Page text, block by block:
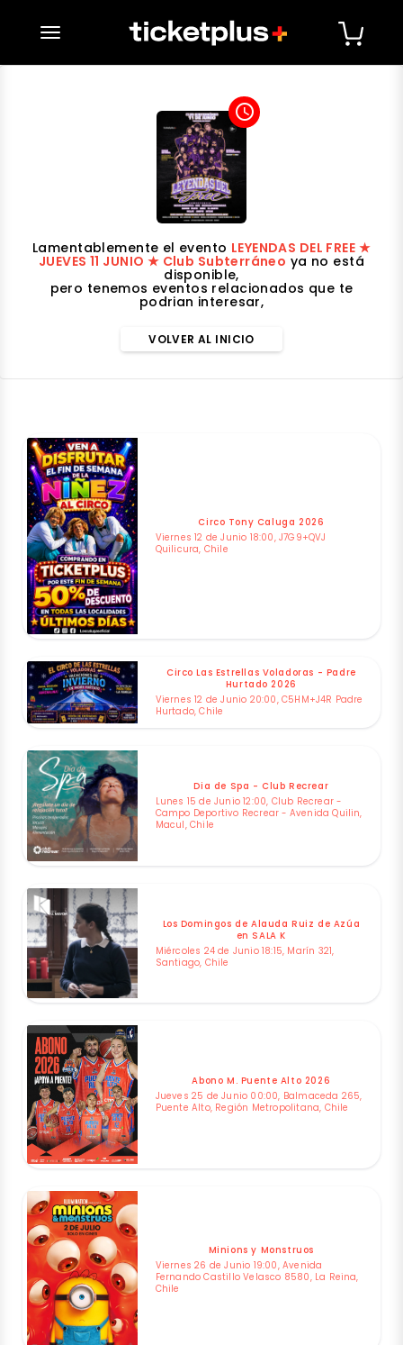
desplegar navegación
access_time
Lamentablemente el evento LEYENDAS DEL FREE ★
JUEVES 11 JUNIO ★ Club Subterráneo ya no está
disponible,
pero tenemos eventos relacionados que te
podrian interesar,
VOLVER AL INICIO
Circo Tony Caluga 2026
Viernes 12 de Junio 18:00, J7G9+QVJ
Quilicura, Chile
Circo Las Estrellas Voladoras - Padre
Hurtado 2026
Viernes 12 de Junio 20:00, C5HM+J4R Padre
Hurtado, Chile
Dia de Spa - Club Recrear
Lunes 15 de Junio 12:00, Club Recrear -
Campo Deportivo Recrear - Avenida Quilin,
Macul, Chile
Los Domingos de Alauda Ruiz de Azúa
en SALA K
Miércoles 24 de Junio 18:15, Marín 321,
Santiago, Chile
Abono M. Puente Alto 2026
Jueves 25 de Junio 00:00, Balmaceda 265,
Puente Alto, Región Metropolitana, Chile
Minions y Monstruos
Viernes 26 de Junio 19:00, Avenida
Fernando Castillo Velasco 8580, La Reina,
Chile